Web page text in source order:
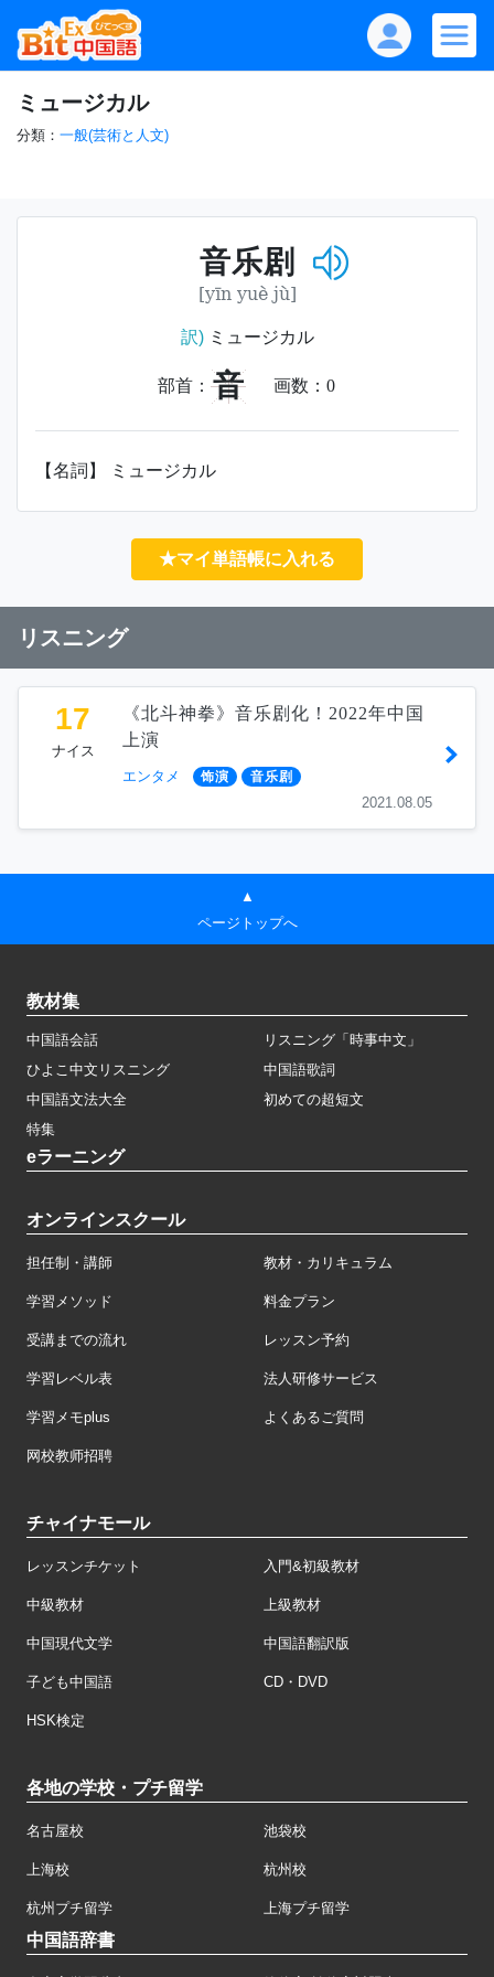
ミュージカル
分類： 一般(芸術と人文)
音乐剧
[yīn yuè jù]
訳)ミュージカル
部首： 音 画数： 0
【名詞】 ミュージカル
★マイ単語帳に入れる
リスニング
17
ナイス
《北斗神拳》音乐剧化！2022年中国
上演
エンタメ 饰演 音乐剧
2021.08.05
▲
ページトップへ
教材集
中国語会話
リスニング「時事中文」
ひよこ中文リスニング
中国語歌詞
中国語文法大全
初めての超短文
特集
eラーニング
オンラインスクール
担任制・講師 教材・カリキュラム
学習メソッド 料金プラン
受講までの流れ レッスン予約
学習レベル表 法人研修サービス
学習メモplus よくあるご質問
网校教师招聘
チャイナモール
レッスンチケット 入門&初級教材
中級教材 上級教材
中国現代文学 中国語翻訳版
子ども中国語 CD・DVD
HSK検定
各地の学校・プチ留学
名古屋校 池袋校
上海校 杭州校
杭州プチ留学 上海プチ留学
中国語辞書